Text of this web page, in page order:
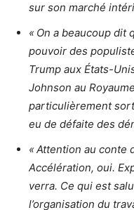
sur son marché
« On a beaucoup dit
pouvoir des
Trump aux États-
Johnson au
particulièrement
eu de défaite des
« Attention au conte
Accélération, oui.
verra. Ce qui est
l’organisation du